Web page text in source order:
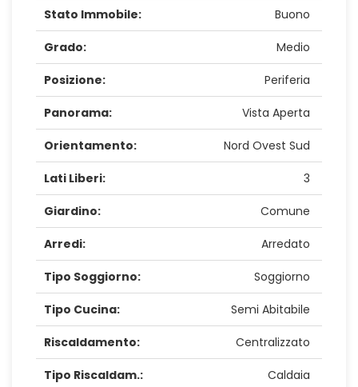
Stato Immobile: Buono
Grado: Medio
Posizione: Periferia
Panorama: Vista Aperta
Orientamento: Nord Ovest Sud
Lati Liberi: 3
Giardino: Comune
Arredi: Arredato
Tipo Soggiorno: Soggiorno
Tipo Cucina: Semi Abitabile
Riscaldamento: Centralizzato
Tipo Riscaldam.: Caldaia